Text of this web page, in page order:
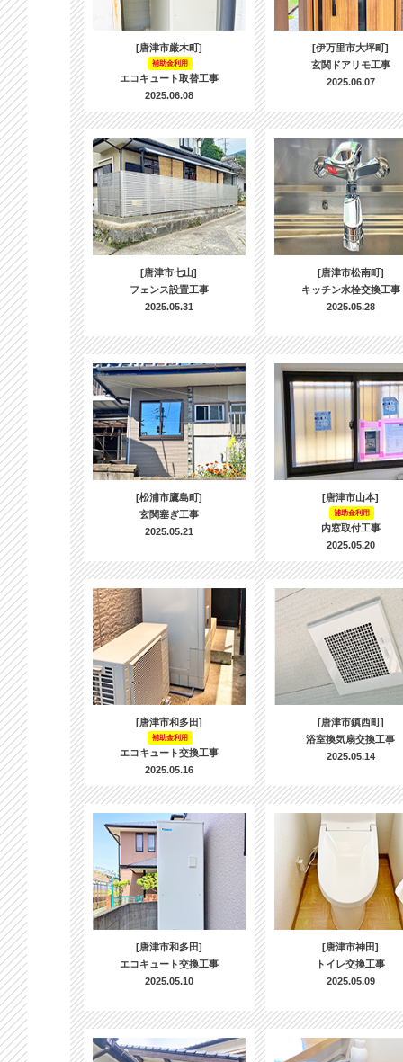
[唐津市厳木町]
補助金利用
エコキュート取替工事
2025.06.08
[伊万里市大坪町]
玄関ドアリモ工事
2025.06.07
[唐津市七山]
フェンス設置工事
2025.05.31
[唐津市松南町]
キッチン水栓交換工事
2025.05.28
[松浦市鷹島町]
玄関塞ぎ工事
2025.05.21
[唐津市山本]
補助金利用
内窓取付工事
2025.05.20
[唐津市和多田]
補助金利用
エコキュート交換工事
2025.05.16
[唐津市鎮西町]
浴室換気扇交換工事
2025.05.14
[唐津市和多田]
エコキュート交換工事
2025.05.10
[唐津市神田]
トイレ交換工事
2025.05.09